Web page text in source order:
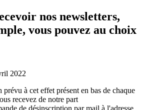
nos newsletters,
vous pouvez au choix
2022
à cet effet présent en bas de chaque
recevez de notre part
de désinscription par mail à l'adresse